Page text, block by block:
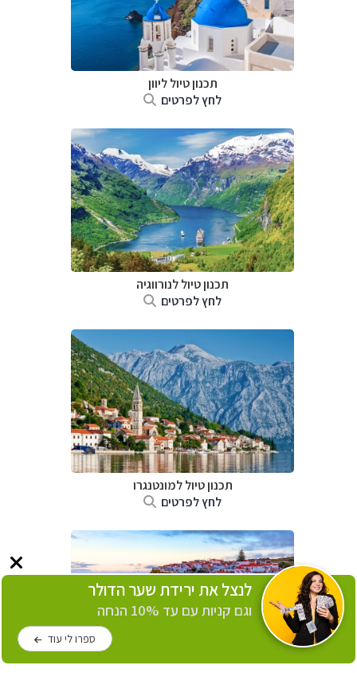
תכנון טיול ליוון
לחץ לפרטים
תכנון טיול לנורווגיה
לחץ לפרטים
תכנון טיול למונטנגרו
לחץ לפרטים
לנצל את ירידת שער הדולר
וגם קניות עם עד 10% הנחה
ספרו לי עוד